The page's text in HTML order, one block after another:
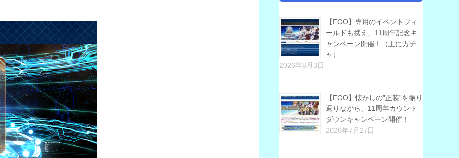
【FGO】専用のイベントフィ
ールドも携え、11周年記念キ
ャンペーン開催！（主にガチ
ャ）
2026年8月3日
【FGO】懐かしの”正装”を振り
返りながら、11周年カウント
ダウンキャンペーン開催！
2026年7月27日